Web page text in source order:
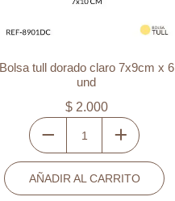
Bolsa tull dorado claro 7x9cm x 6
und
$2.000
Bolsa
tull
dorado
claro
AÑADIR AL CARRITO